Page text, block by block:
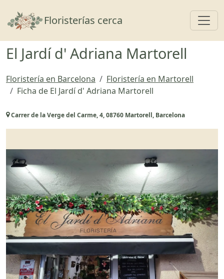
Floristerías cerca
El Jardí d' Adriana Martorell
Floristería en Barcelona
Floristería en Martorell
Ficha de El Jardí d' Adriana Martorell
Carrer de la Verge del Carme, 4, 08760 Martorell, Barcelona